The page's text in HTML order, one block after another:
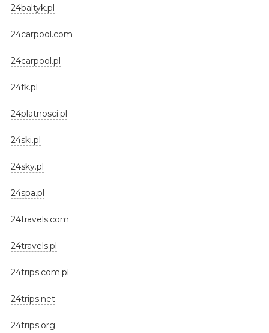
24baltyk.pl
24carpool.com
24carpool.pl
24fk.pl
24platnosci.pl
24ski.pl
24sky.pl
24spa.pl
24travels.com
24travels.pl
24trips.com.pl
24trips.net
24trips.org